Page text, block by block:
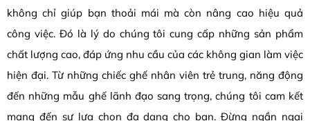
không chỉ giúp bạn thoải mái mà còn nâng cao hiệu quả
công việc. Đó là lý do chúng tôi cung cấp những sản phẩm
chất lượng cao, đáp ứng nhu cầu của các không gian làm việc
hiện đại. Từ những chiếc ghế nhân viên trẻ trung, năng động
đến những mẫu ghế lãnh đạo sang trọng, chúng tôi cam kết
mang đến sự lựa chọn đa dạng cho bạn. Đừng ngần ngại